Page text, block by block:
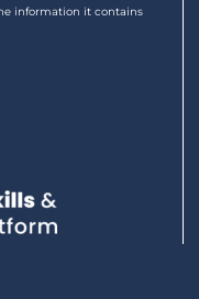
information it contains